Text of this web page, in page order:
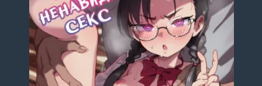
Sign in
Register